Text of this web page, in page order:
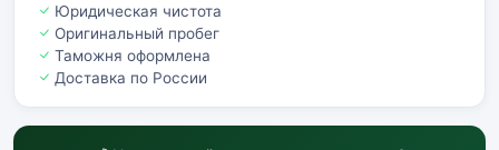
Юридическая чистота
Оригинальный пробег
Таможня оформлена
Доставка по России